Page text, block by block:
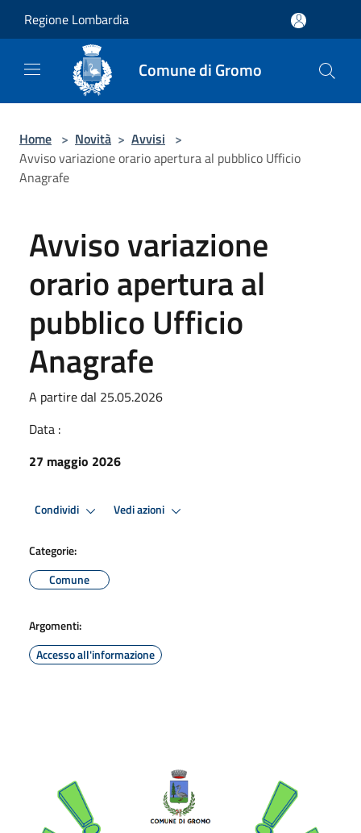
Regione Lombardia
Comune di Gromo
Home > Novità > Avvisi >
Avviso variazione orario apertura al pubblico Ufficio
Anagrafe
Avviso variazione
orario apertura al
pubblico Ufficio
Anagrafe
A partire dal 25.05.2026
Data :
27 maggio 2026
Condividi Vedi azioni
Categorie:
Comune
Argomenti:
Accesso all'informazione